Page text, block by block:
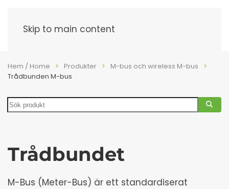
Skip to main content
Hem / Home Produkter
M-bus och wireless M-bus
Trådbunden M-bus
Search
Trådbundet
M-Bus (Meter-Bus) är ett standardiserat